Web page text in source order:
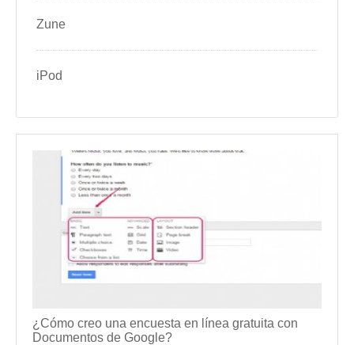
Zune
iPod
¿Cómo creo una encuesta en línea gratuita con
Documentos de Google?